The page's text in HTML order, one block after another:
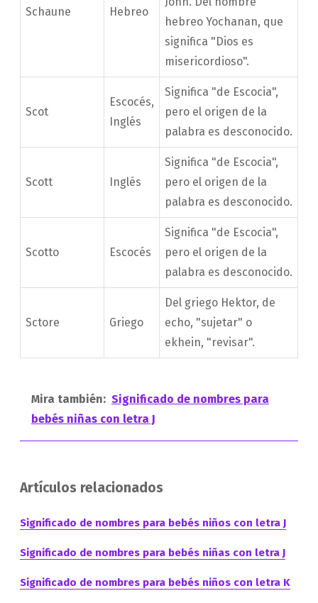
Schaune Hebreo
hebreo Yochanan, que
significa "Dios es
misericordioso".
Scot
Escocés,
Inglés
Significa "de Escocia",
pero el origen de la
palabra es desconocido.
Scott Inglés
Significa "de Escocia",
pero el origen de la
palabra es desconocido.
Scotto Escocés
Significa "de Escocia",
pero el origen de la
palabra es desconocido.
Sctore Griego
Del griego Hektor, de
echo, "sujetar" o
ekhein, "revisar".
Mira también: Significado de nombres para
bebés niñas con letra J
Artículos relacionados
Significado de nombres para bebés niños con letra J
Significado de nombres para bebés niñas con letra J
Significado de nombres para bebés niños con letra K